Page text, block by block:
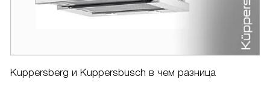
Kuppersberg и Kuppersbusch в чем разница